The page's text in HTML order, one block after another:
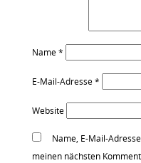
Name*
E-Mail-Adresse*
Website
Name, E-Mail-
meinen nächsten